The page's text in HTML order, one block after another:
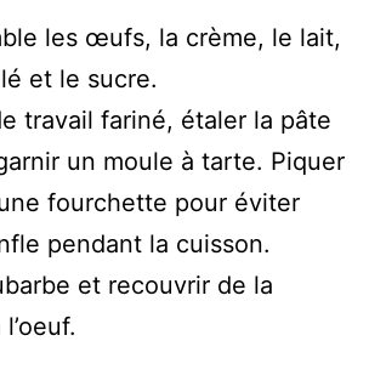
les œufs, la crème, le lait,
et le sucre.
travail fariné, étaler la pâte
un moule à tarte. Piquer
fourchette pour éviter
pendant la cuisson.
et recouvrir de la